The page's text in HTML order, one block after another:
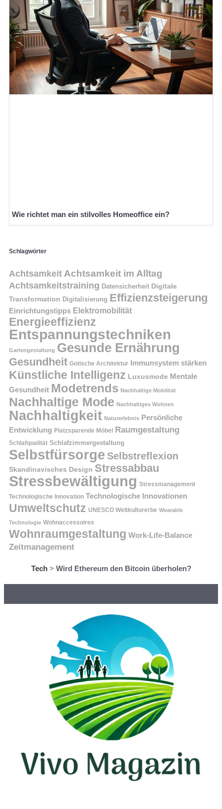
Wie richtet man ein stilvolles Homeoffice ein?
Schlagwörter
Achtsamkeit Achtsamkeit im Alltag
Achtsamkeitstraining Datensicherheit Digitale
Transformation Digitalisierung Effizienzsteigerung
Einrichtungstipps Elektromobilität
Energieeffizienz
Entspannungstechniken
Gartengestaltung Gesunde Ernährung
Gesundheit Gotische Architektur Immunsystem stärken
Künstliche Intelligenz Luxusmode Mentale
Gesundheit Modetrends Nachhaltige Mobilität
Nachhaltige Mode Nachhaltiges Wohnen
Nachhaltigkeit Naturerlebnis Persönliche
Entwicklung Platzsparende Möbel Raumgestaltung
Schlafqualität Schlafzimmergestaltung
Selbstfürsorge Selbstreflexion
Skandinavisches Design Stressabbau
Stressbewältigung Stressmanagement
Technologische Innovation Technologische Innovationen
Umweltschutz UNESCO Weltkulturerbe Wearable
Technologie Wohnaccessoires
Wohnraumgestaltung Work-Life-Balance
Zeitmanagement
Tech> Wird Ethereum den Bitcoin überholen?